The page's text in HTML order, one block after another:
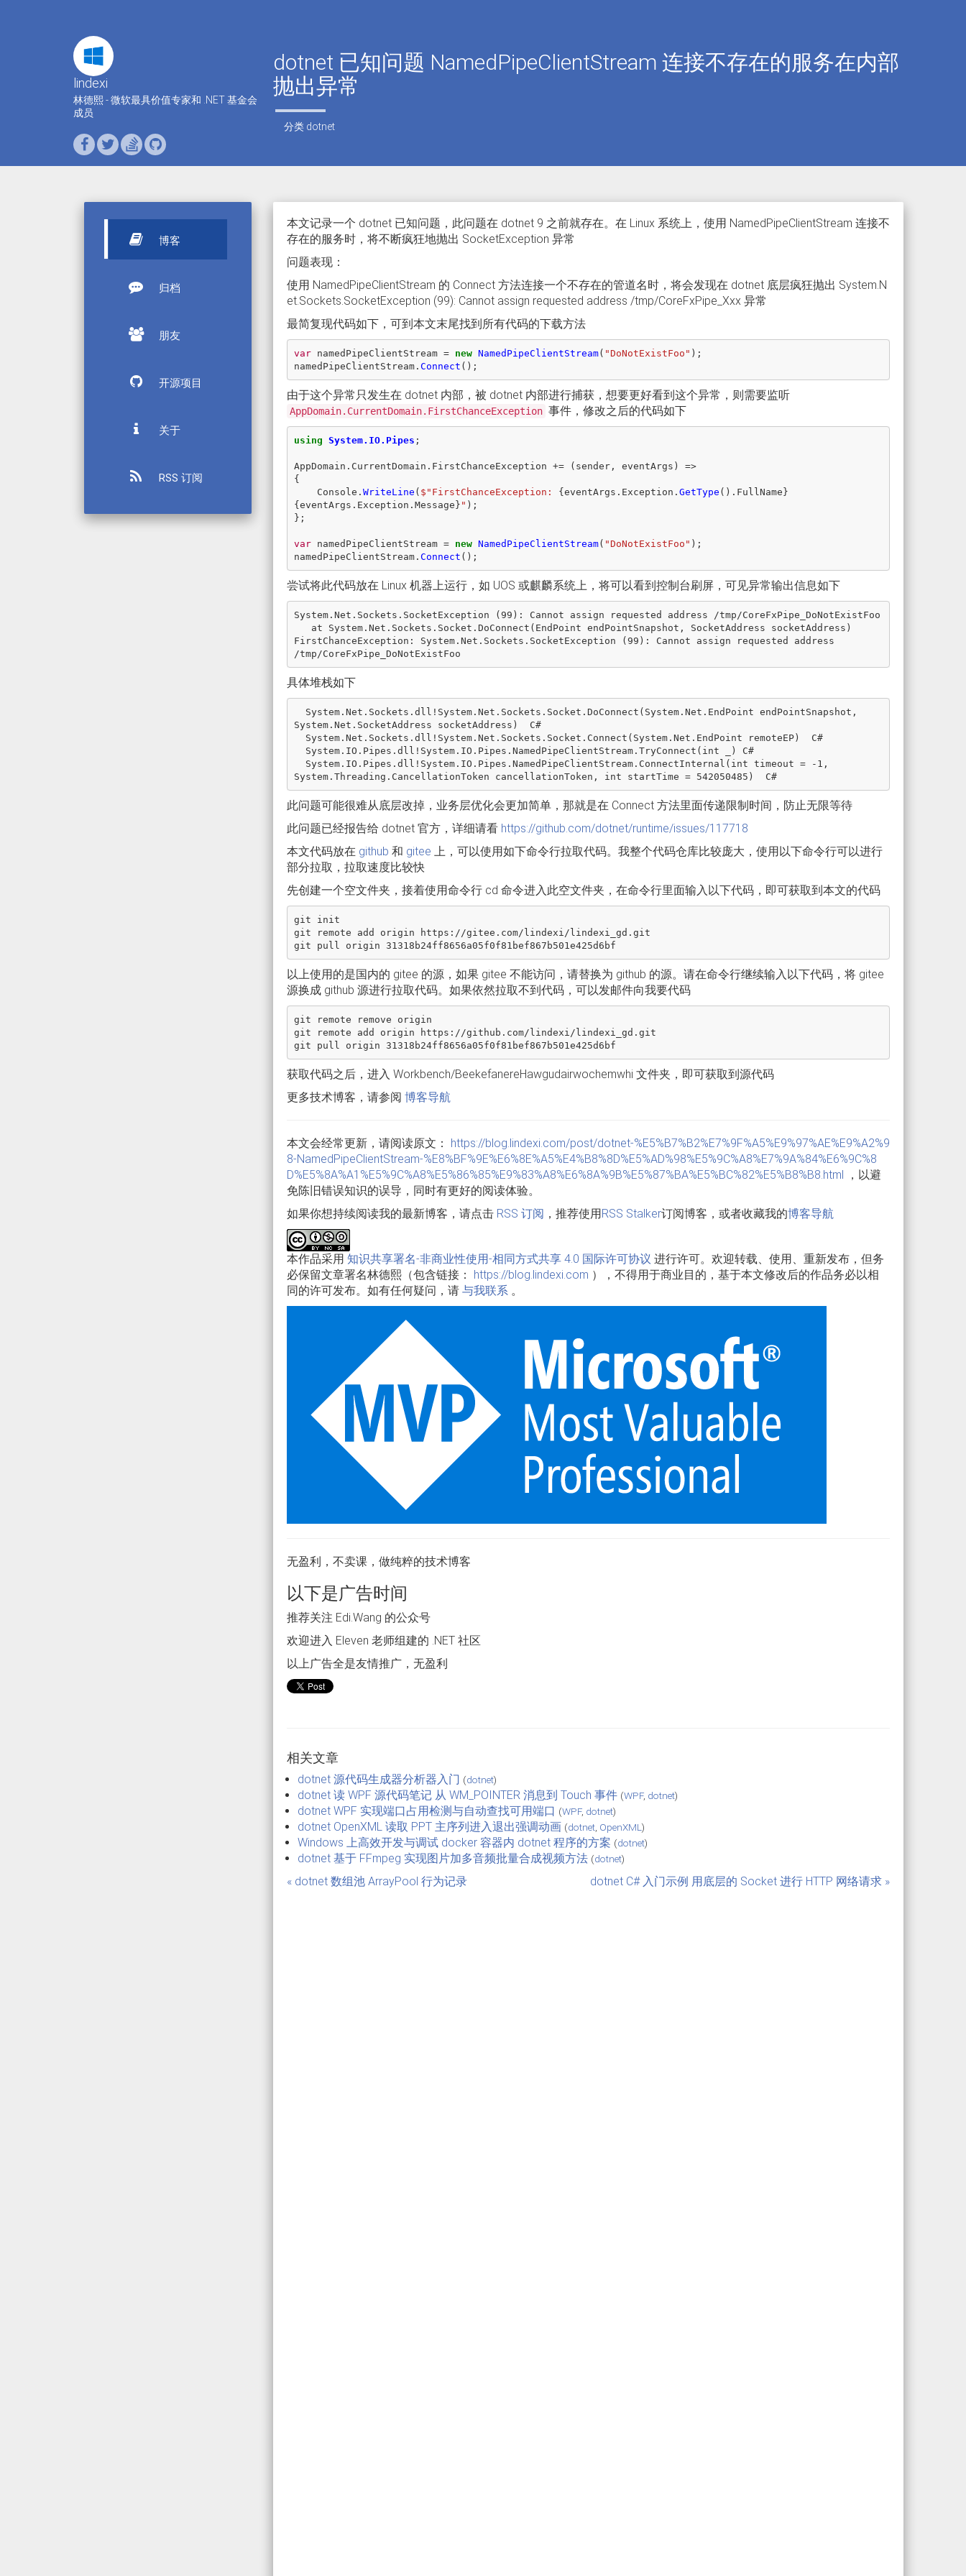
lindexi
林德熙 - 微软最具价值专家和 .NET 基金会
成员
dotnet 已知问题 NamedPipeClientStream 连接不存在的服务在内部
抛出异常
分类 dotnet
博客
归档
朋友
开源项目
关于
RSS 订阅
本文记录一个 dotnet 已知问题，此问题在 dotnet 9 之前就存在。在 Linux 系统上，使用 NamedPipeClientStream 连接不
存在的服务时，将不断疯狂地抛出 SocketException 异常
问题表现：
使用 NamedPipeClientStream 的 Connect 方法连接一个不存在的管道名时，将会发现在 dotnet 底层疯狂抛出 System.N
et.Sockets.SocketException (99): Cannot assign requested address /tmp/CoreFxPipe_Xxx 异常
最简复现代码如下，可到本文末尾找到所有代码的下载方法
var namedPipeClientStream = new NamedPipeClientStream( "DoNotExistFoo" );
namedPipeClientStream . Connect ();
由于这个异常只发生在 dotnet 内部，被 dotnet 内部进行捕获，想要更好看到这个异常，则需要监听
AppDomain.CurrentDomain.FirstChanceException 事件，修改之后的代码如下
using System.IO.Pipes ;
AppDomain . CurrentDomain . FirstChanceException += ( sender , eventArgs )
=>
{
Console . WriteLine ( $"FirstChanceException: {eventArgs . Exception . GetType (). FullName}
{eventArgs . Exception . Message} " );
};
var namedPipeClientStream = new NamedPipeClientStream( "DoNotExistFoo" );
namedPipeClientStream . Connect ();
尝试将此代码放在 Linux 机器上运行，如 UOS 或麒麟系统上，将可以看到控制台刷屏，可见异常输出信息如下
System.Net.Sockets.SocketException (99): Cannot assign requested address /tmp/CoreFxPipe_DoNotExistFoo
FirstChanceException: System.Net.Sockets.SocketException (99): Cannot assign requested address
具体堆栈如下
System.Net.SocketAddress socketAddress)  C#
此问题可能很难从底层改掉，业务层优化会更加简单，那就是在 Connect 方法里面传递限制时间，防止无限等待
此问题已经报告给 dotnet 官方，详细请看 https://github.com/dotnet/runtime/issues/117718
本文代码放在 github 和 gitee 上，可以使用如下命令行拉取代码。我整个代码仓库比较庞大，使用以下命令行可以进行
部分拉取，拉取速度比较快
先创建一个空文件夹，接着使用命令行 cd 命令进入此空文件夹，在命令行里面输入以下代码，即可获取到本文的代码
git init
git remote add origin https://gitee.com/lindexi/lindexi_gd.git
以上使用的是国内的 gitee 的源，如果 gitee 不能访问，请替换为 github 的源。请在命令行继续输入以下代码，将 gitee
源换成 github 源进行拉取代码。如果依然拉取不到代码，可以发邮件向我要代码
git remote remove origin
git remote add origin https://github.com/lindexi/lindexi_gd.git
获取代码之后，进入 Workbench/BeekefanereHawgudairwochemwhi 文件夹，即可获取到源代码
更多技术博客，请参阅 博客导航
本文会经常更新，请阅读原文： https://blog.lindexi.com/post/dotnet-%E5%B7%B2%E7%9F%A5%E9%97%AE%E9%A2%9
8-NamedPipeClientStream-%E8%BF%9E%E6%8E%A5%E4%B8%8D%E5%AD%98%E5%9C%A8%E7%9A%84%E6%9C%8
D%E5%8A%A1%E5%9C%A8%E5%86%85%E9%83%A8%E6%8A%9B%E5%87%BA%E5%BC%82%E5%B8%B8.html ，以避
免陈旧错误知识的误导，同时有更好的阅读体验。
如果你想持续阅读我的最新博客，请点击 RSS 订阅 ，推荐使用RSS Stalker订阅博客，或者收藏我的博客导航
本作品采用 知识共享署名-非商业性使用-相同方式共享 4.0 国际许可协议 进行许可。欢迎转载、使用、重新发布，但务
必保留文章署名林德熙（包含链接： https://blog.lindexi.com ），不得用于商业目的，基于本文修改后的作品务必以相
同的许可发布。如有任何疑问，请 与我联系。
无盈利，不卖课，做纯粹的技术博客
以下是广告时间
推荐关注 Edi.Wang 的公众号
欢迎进入 Eleven 老师组建的 .NET 社区
以上广告全是友情推广，无盈利
相关文章
dotnet 源代码生成器分析器入门 (dotnet)
dotnet 读 WPF 源代码笔记 从 WM_POINTER 消息到 Touch 事件 (WPF, dotnet)
dotnet WPF 实现端口占用检测与自动查找可用端口 (WPF, dotnet)
dotnet OpenXML 读取 PPT 主序列进入退出强调动画 (dotnet, OpenXML )
Windows 上高效开发与调试 docker 容器内 dotnet 程序的方案 (dotnet)
dotnet 基于 FFmpeg 实现图片加多音频批量合成视频方法 (dotnet)
« dotnet 数组池 ArrayPool 行为记录 dotnet C# 入门示例 用底层的 Socket 进行 HTTP 网络请求 »